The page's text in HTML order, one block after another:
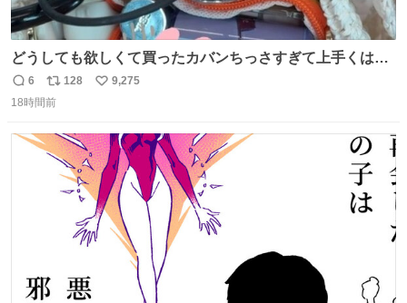
どうしても欲しくて買ったカバンちっさすぎて上手くはめ
ないと荷物入らん。女のカバンってなんでこんなちっさい
の
返
信
6
リ
ポ
ト
数
128
い
数
9,275
18時間前